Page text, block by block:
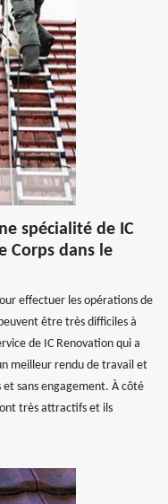
spécialité de IC
Corps dans le
effectuer les opérations de
être très difficiles à
de IC Renovation qui a
meilleur rendu de travail et
sans engagement. À côté
très attractifs et ils